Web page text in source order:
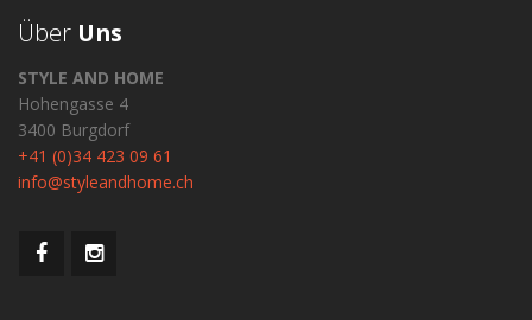
Über Uns
STYLE AND HOME
Hohengasse 4
3400 Burgdorf
+41 (0)34 423 09 61
info@styleandhome.ch